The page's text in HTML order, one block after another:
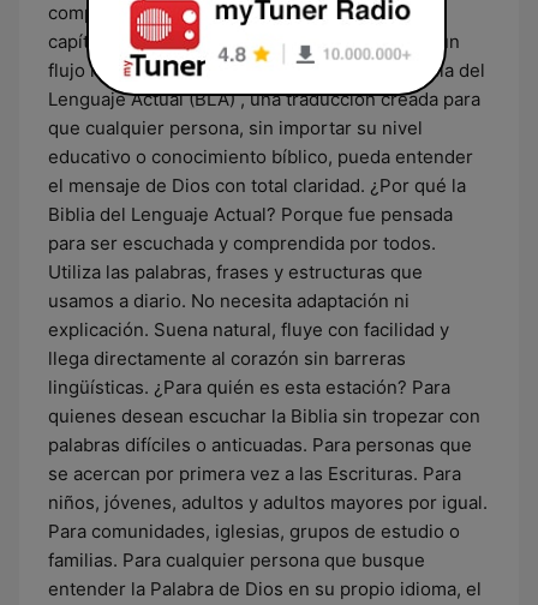
complicaciones: libro tras libro, capítulo tras
capítulo, del Antiguo y Nuevo Testamento, en un
flujo ininterrumpido. Utilizamos la versión Biblia del
Lenguaje Actual (BLA) , una traducción creada para
que cualquier persona, sin importar su nivel
educativo o conocimiento bíblico, pueda entender
el mensaje de Dios con total claridad. ¿Por qué la
Biblia del Lenguaje Actual? Porque fue pensada
para ser escuchada y comprendida por todos.
Utiliza las palabras, frases y estructuras que
usamos a diario. No necesita adaptación ni
explicación. Suena natural, fluye con facilidad y
llega directamente al corazón sin barreras
lingüísticas. ¿Para quién es esta estación? Para
quienes desean escuchar la Biblia sin tropezar con
palabras difíciles o anticuadas. Para personas que
se acercan por primera vez a las Escrituras. Para
niños, jóvenes, adultos y adultos mayores por igual.
Para comunidades, iglesias, grupos de estudio o
familias. Para cualquier persona que busque
entender la Palabra de Dios en su propio idioma, el